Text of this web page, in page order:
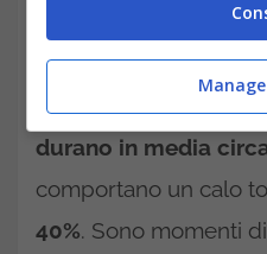
Ibear market
durano in media
comportano un calo
40%. Sono momenti